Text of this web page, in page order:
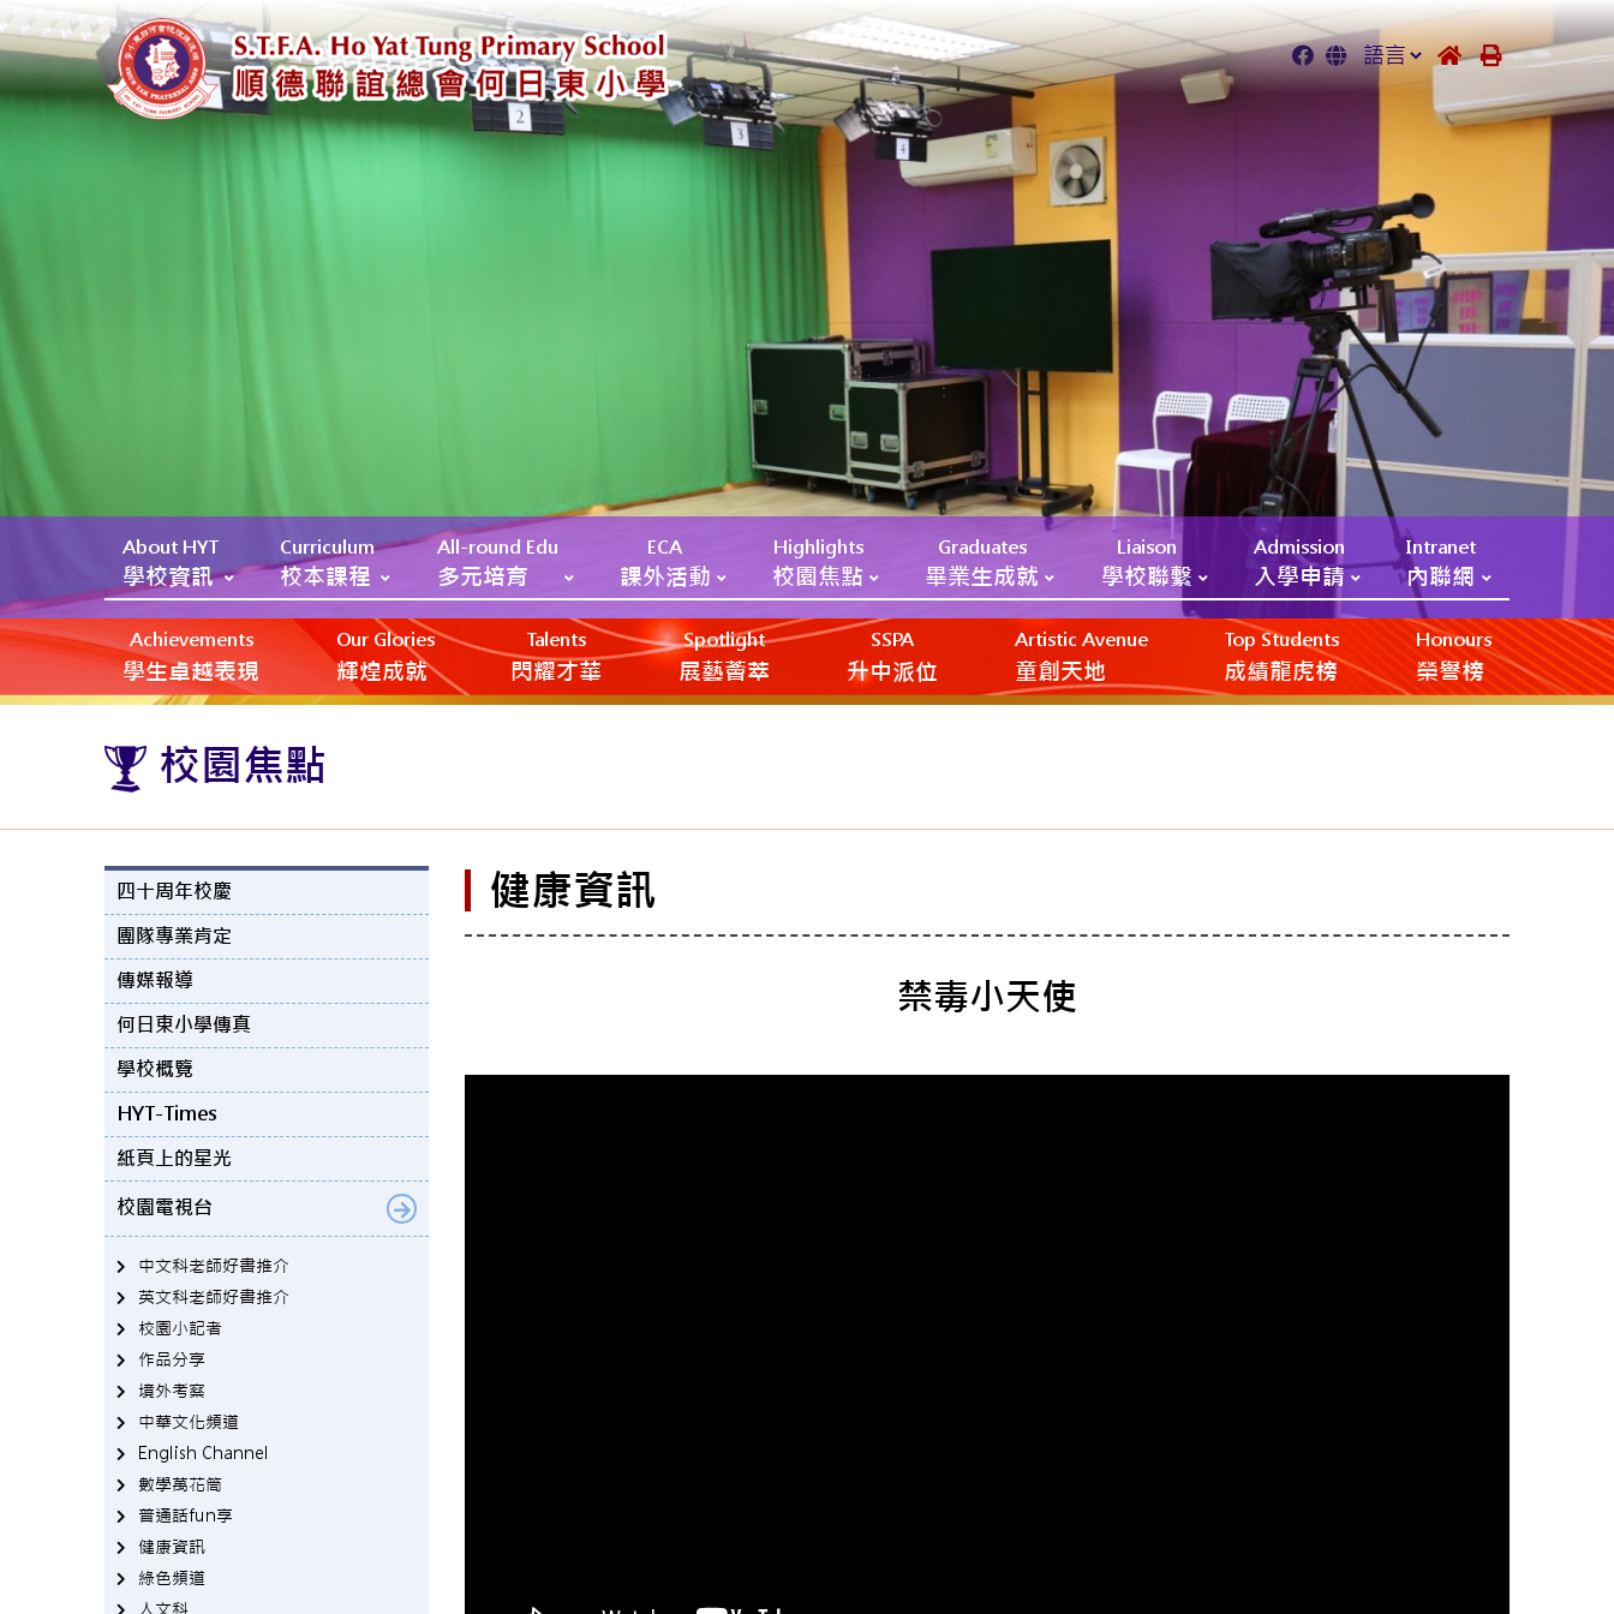
About HYT
學校資訊
Curriculum
校本課程
All-round Edu
多元培育
ECA
課外活動
Highlights
校園焦點
Graduates
畢業生成就
Liaison
學校聯繫
Admission
入學申請
Intranet
內聯網
Achievements
學生卓越表現
Our Glories
輝煌成就
Talents
閃耀才華
Spotlight
展藝薈萃
SSPA
升中派位
Artistic Avenue
‎‎‏‎ㅤ童創天地
Top Students
成績龍虎榜
Honours
榮譽榜
校園焦點
四十周年校慶
團隊專業肯定
傳媒報導
何日東小學傳真
學校概覽
HYT-Times
紙頁上的星光
校園電視台
中文科老師好書推介
英文科老師好書推介
校園小記者
作品分享
境外考察
中華文化頻道
English Channel
數學萬花筒
普通話fun享
健康資訊
綠色頻道
人文科
健康資訊
禁毒小天使